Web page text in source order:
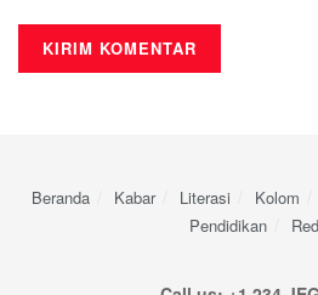
Beranda Kabar Literasi Kolom
Pendidikan